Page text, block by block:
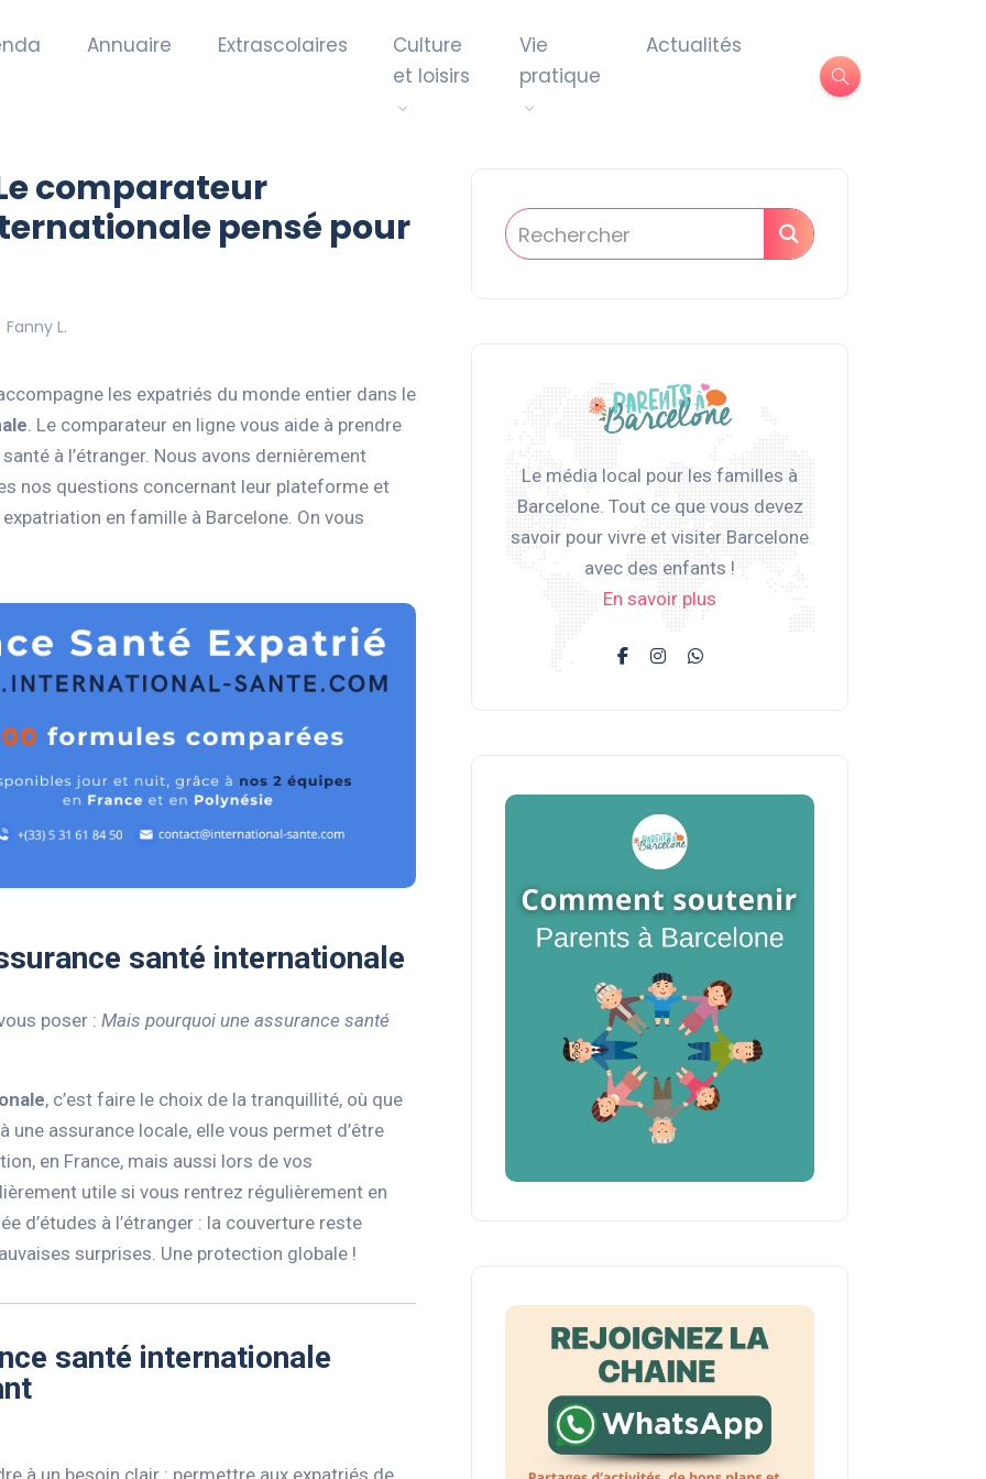
Annuaire Extrascolaires
Culture
et loisirs
Vie
pratique
Actualités
comparateur
pensé pour
Fanny L.
les expatriés du monde entier dans le
. Le comparateur en ligne vous aide à prendre
à l’étranger. Nous avons dernièrement
nos questions concernant leur plateforme et
en famille à Barcelone. On vous
santé internationale
poser : Mais pourquoi une assurance santé
, c’est faire le choix de la tranquillité, où que
assurance locale, elle vous permet d’être
en France, mais aussi lors de vos
utile si vous rentrez régulièrement en
d’études à l’étranger : la couverture reste
surprises. Une protection globale !
santé internationale
à un besoin clair : permettre aux expatriés de
Le média local pour les familles à
Barcelone. Tout ce que vous devez
savoir pour vivre et visiter Barcelone
avec des enfants !
En savoir plus